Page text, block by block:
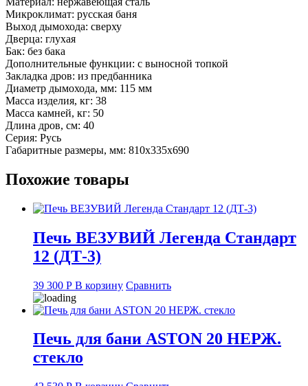
Микроклимат: русская баня
Выход дымохода: сверху
Дверца: глухая
Бак: без бака
Дополнительные функции: с выносной топкой
Закладка дров: из предбанника
Диаметр дымохода, мм: 115 мм
Масса изделия, кг: 38
Масса камней, кг: 50
Длина дров, см: 40
Серия: Русь
Габаритные размеры, мм: 810x335x690
Похожие товары
Печь ВЕЗУВИЙ Легенда Стандарт
12 (ДТ-3)
39 300 Р В корзину Сравнить
Печь для бани ASTON 20 НЕРЖ.
стекло